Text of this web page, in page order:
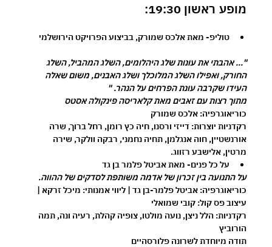
מופע ראשון 19:30:
טוליפ- מאת אלכס שמורק, בביצוע הפרויקט הירושלמי
"... אהבתי את עונות שלג היהלומים, השלג המהביל, השלג
החורק, ואפילו השלג המלוכלך ושלג האבנים, משום שאלה
העידו שקרבה עונת הפרחים על הנהר. "
מתוך רצות עם זאבים מאת קלאריסה פינקולה אסטס
כוריאוגרפיה: אלכס שמורק
רקדניות יוצרות: דייזי ורסנו, חיה כץ רומן, רחל ברוך, שרה
אורנשטיין, חוה אנגלמן, תחיה נחמני, רבקה וולקר, שירה
מרטין, אלישבע רזווג.
על כל פנים- מאת אביטל פלמר בן גד
על התנועה בין זכרון של אדמה משותפת לסדקים של ההווה.
כוריאוגרפיה: אביטל פלמר-בן גד | ליווי אמנותי: מיכל זרקא |
עיצוב פס קול: קובי שמואלי
רקדניות: הלל ניצן, נועה מולטו, צופיה קהלת, רעיה ונה, תמה
הורוביץ
תודה מיוחדת לשרונה פלורסהיים